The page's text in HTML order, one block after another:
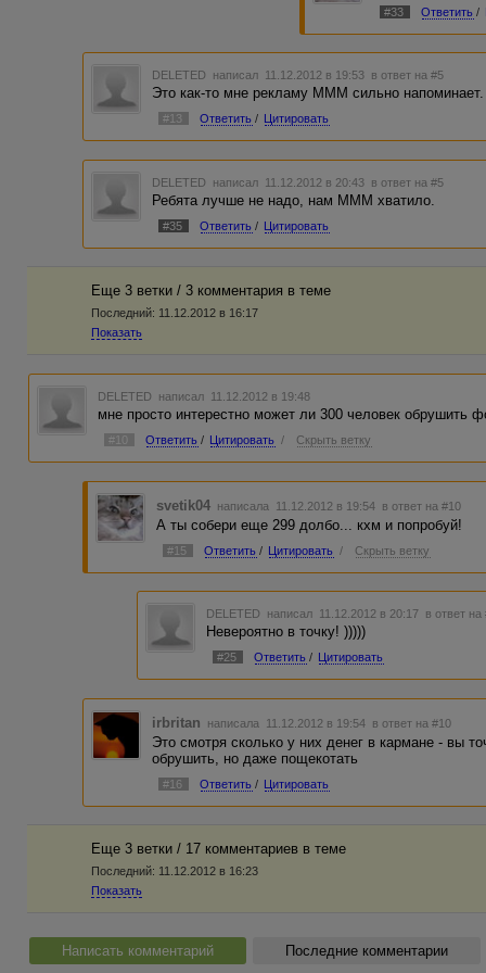
#33 Ответить /
DELETED написал 11.12.2012 в 19:53 в ответ на #5
Это как-то мне рекламу МММ сильно напоминает.
#13 Ответить / Цитировать
DELETED написал 11.12.2012 в 20:43 в ответ на #5
Ребята лучше не надо, нам МММ хватило.
#35 Ответить / Цитировать
Еще 3 ветки / 3 комментария в темe
Последний: 11.12.2012 в 16:17
Показать
DELETED написал 11.12.2012 в 19:48
мне просто интерестно может ли 300 человек обрушить
#10 Ответить / Цитировать / Скрыть ветку
svetik04 написала 11.12.2012 в 19:54 в ответ на #10
А ты собери еще 299 долбо... кхм и попробуй!
#15 Ответить / Цитировать / Скрыть ветку
DELETED написал 11.12.2012 в 20:17 в ответ на
Невероятно в точку! )))))
#25 Ответить / Цитировать
irbritan написала 11.12.2012 в 19:54 в ответ на #10
Это смотря сколько у них денег в кармане - вы
обрушить, но даже пощекотать
#16 Ответить / Цитировать
Еще 3 ветки / 17 комментариев в темe
Последний: 11.12.2012 в 16:23
Показать
Написать комментарий Последние комментарии